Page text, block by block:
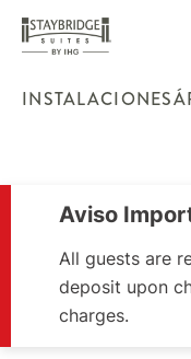
INSTALACIONES
Aviso
All guests are
deposit upon
charges.